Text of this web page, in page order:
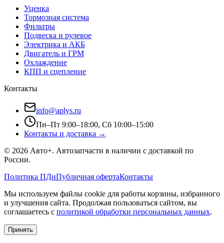
Уценка
Тормозная система
Фильтры
Подвеска и рулевое
Электрика и АКБ
Двигатель и ГРМ
Охлаждение
КПП и сцепление
Контакты
info@aplys.ru
Пн–Пт 9:00–18:00, Сб 10:00–15:00
Контакты и доставка →
© 2026 Авто+. Автозапчасти в наличии с доставкой по
России.
Политика ПДнПубличная офертаКонтакты
Мы используем файлы cookie для работы корзины, избранного
и улучшения сайта. Продолжая пользоваться сайтом, вы
соглашаетесь с политикой обработки персональных данных.
Принять